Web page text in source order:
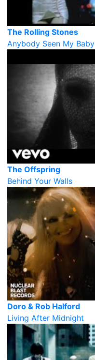
The Rolling Stones
Anybody Seen My Baby
The Offspring
Behind Your Walls
Doro & Rob Halford
Living After Midnight